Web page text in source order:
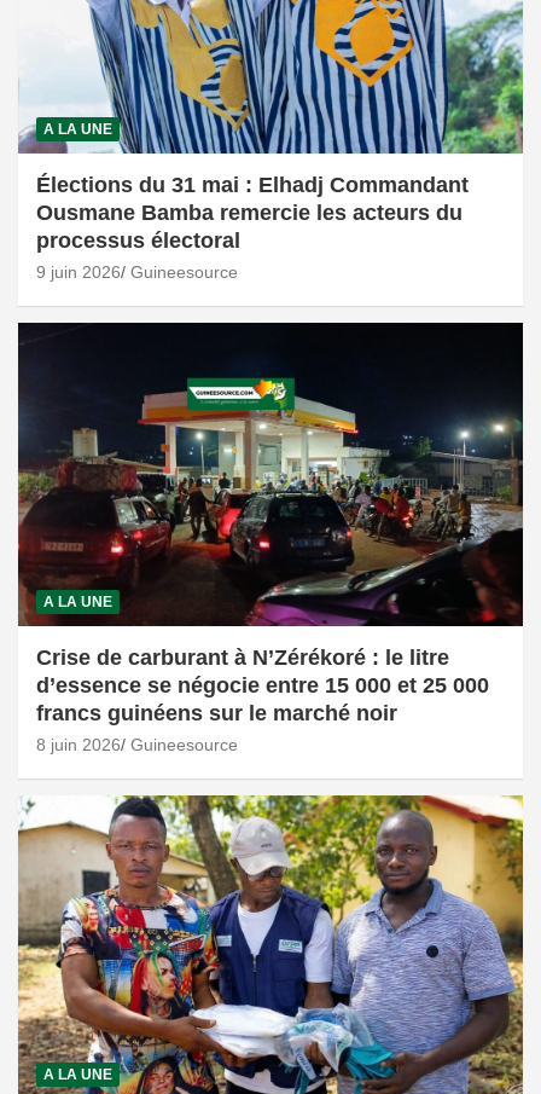
A LA UNE
Élections du 31 mai : Elhadj Commandant
Ousmane Bamba remercie les acteurs du
processus électoral
9 juin 2026 Guineesource
A LA UNE
Crise de carburant à N’Zérékoré : le litre
d’essence se négocie entre 15 000 et 25 000
francs guinéens sur le marché noir
8 juin 2026 Guineesource
A LA UNE